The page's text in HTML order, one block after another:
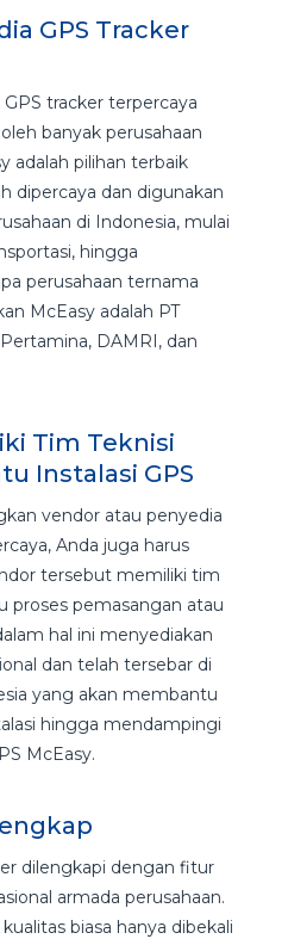
GPS Tracker
tracker terpercaya
banyak perusahaan
adalah pilihan terbaik
dipercaya dan digunakan
di Indonesia, mulai
hingga
perusahaan ternama
McEasy adalah PT
DAMRI, dan
Tim Teknisi
Instalasi GPS
vendor atau penyedia
Anda juga harus
tersebut memiliki tim
proses pemasangan atau
hal ini menyediakan
dan telah tersebar di
yang akan membantu
hingga mendampingi
McEasy.
dilengkapi dengan fitur
armada perusahaan.
biasa hanya dibekali